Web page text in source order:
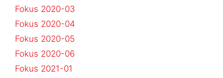
Fokus 2020-03
Fokus 2020-04
Fokus 2020-05
Fokus 2020-06
Fokus 2021-01